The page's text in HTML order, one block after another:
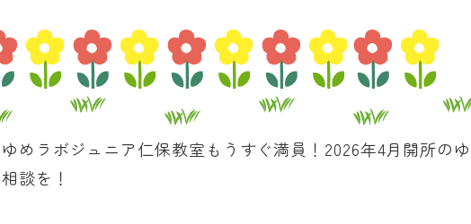
ゆめラボジュニア仁保教室もうすぐ満員！2026年4月開所の
相談を！